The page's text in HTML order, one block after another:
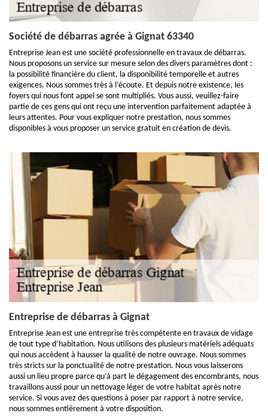
Société de débarras agrée à Gignat 63340
Entreprise Jean est une société professionnelle en travaux de débarras.
Nous proposons un service sur mesure selon des divers paramètres dont :
la possibilité financière du client, la disponibilité temporelle et autres
exigences. Nous sommes très à l’écoute. Et depuis notre existence, les
foyers qui nous font appel se sont multipliés. Vous aussi, veuillez-faire
partie de ces gens qui ont reçu une intervention parfaitement adaptée à
leurs attentes. Pour vous expliquer notre prestation, nous sommes
disponibles à vous proposer un service gratuit en création de devis.
Entreprise de débarras à Gignat
Entreprise Jean est une entreprise très compétente en travaux de vidage
de tout type d’habitation. Nous utilisons des plusieurs matériels adéquats
qui nous accèdent à hausser la qualité de notre ouvrage. Nous sommes
très stricts sur la ponctualité de notre prestation. Nous vous laisserons
aussi un lieu propre parce qu’à part le dégagement des encombrants, nous
travaillons aussi pour un nettoyage léger de votre habitat après notre
service. Si vous avez des questions à poser par rapport à notre service,
nous sommes entièrement à votre disposition.